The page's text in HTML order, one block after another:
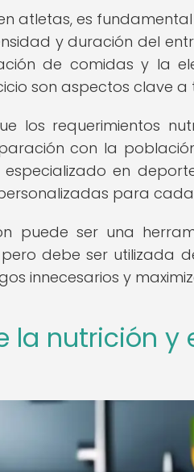
atletas, es
y duración del
de comidas y la
son aspectos clave a
los requerimientos
con la
en
para
puede ser una
debe ser utilizada
innecesarios y
la nutrición y